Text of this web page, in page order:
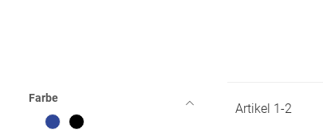
Farbe
Artikel 1-2